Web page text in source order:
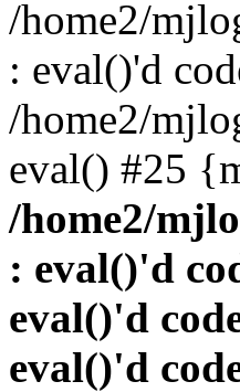
/home2/
: eval()'d
/home2/
eval() #25
/home2/
: eval()'d
eval()'d
eval()'d